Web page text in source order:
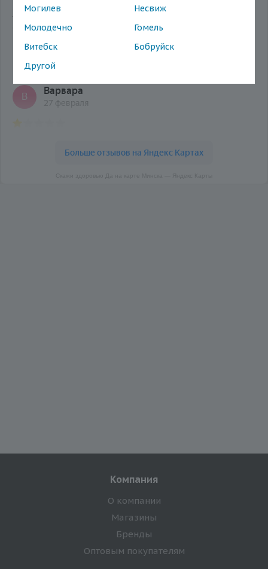
Могилев
Несвиж
Молодечно
Гомель
Витебск
Бобруйск
Другой
Компания
О компании
Магазины
Бренды
Оптовым покупателям